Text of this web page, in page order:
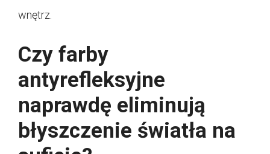
wnętrz.
Czy farby
antyrefleksyjne
naprawdę eliminują
błyszczenie światła na